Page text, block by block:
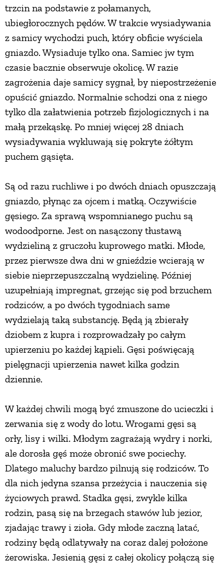
trzcin na podstawie z połamanych,
ubiegłorocznych pędów. W trakcie wysiadywania
z samicy wychodzi puch, który obficie wyściela
gniazdo. Wysiaduje tylko ona. Samiec jw tym
czasie bacznie obserwuje okolicę. W razie
zagrożenia daje samicy sygnał, by niepostrzeżenie
opuścić gniazdo. Normalnie schodzi ona z niego
tylko dla załatwienia potrzeb fizjologicznych i na
małą przekąskę. Po mniej więcej 28 dniach
wysiadywania wykluwają się pokryte żółtym
puchem gąsięta.
Są od razu ruchliwe i po dwóch dniach opuszczają
gniazdo, płynąc za ojcem i matką. Oczywiście
gęsiego. Za sprawą wspomnianego puchu są
wodoodporne. Jest on nasączony tłustawą
wydzieliną z gruczołu kuprowego matki. Młode,
przez pierwsze dwa dni w gnieździe wcierają w
siebie nieprzepuszczalną wydzielinę. Później
uzupełniają impregnat, grzejąc się pod brzuchem
rodziców, a po dwóch tygodniach same
wydzielają taką substancję. Będą ją zbierały
dziobem z kupra i rozprowadzały po całym
upierzeniu po każdej kąpieli. Gęsi poświęcają
pielęgnacji upierzenia nawet kilka godzin
dziennie.
W każdej chwili mogą być zmuszone do ucieczki i
zerwania się z wody do lotu. Wrogami gęsi są
orły, lisy i wilki. Młodym zagrażają wydry i norki,
ale dorosła gęś może obronić swe pociechy.
Dlatego maluchy bardzo pilnują się rodziców. To
dla nich jedyna szansa przeżycia i nauczenia się
życiowych prawd. Stadka gęsi, zwykle kilka
rodzin, pasą się na brzegach stawów lub jezior,
zjadając trawy i zioła. Gdy młode zaczną latać,
rodziny będą odlatywały na coraz dalej położone
żerowiska. Jesienią gęsi z całej okolicy połączą się